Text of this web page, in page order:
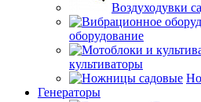
Воздуходувки
оборудование
культиваторы
Генераторы